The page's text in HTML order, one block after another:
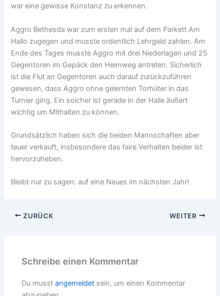
war eine gewisse Konstanz zu erkennen.
Aggro Bethesda war zum ersten mal auf dem Parkett Am
Hallo zugegen und musste ordentlich Lehrgeld zahlen. Am
Ende des Tages musste Aggro mit drei Niederlagen und 25
Gegentoren im Gepäck den Heimweg antreten. Sicherlich
ist die Flut an Gegentoren auch darauf zurückzuführen
gewesen, dass Aggro ohne gelernten Torhüter in das
Turnier ging. Ein solcher ist gerade in der Halle äußert
wichtig um Mithalten zu können.
Grundsätzlich haben sich die beiden Mannschaften aber
teuer verkauft, insbesondere das faire Verhalten beider ist
hervorzuheben.
Bleibt nur zu sagen: auf eine Neues im nächsten Jahr!
ZURÜCK WEITER
Schreibe einen Kommentar
Du musstangemeldet sein, um einen Kommentar